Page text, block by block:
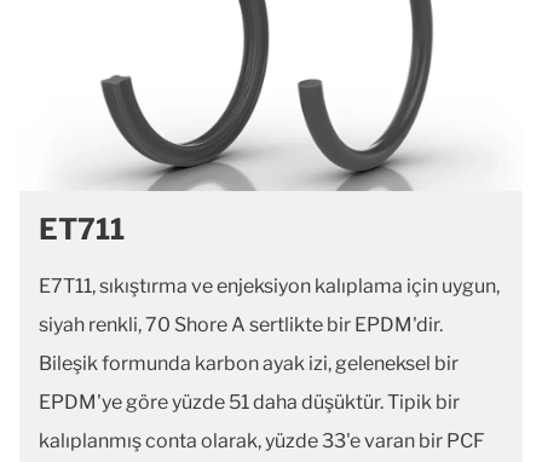
ET711
E7T11, sıkıştırma ve enjeksiyon kalıplama için uygun,
siyah renkli, 70 Shore A sertlikte bir EPDM'dir.
Bileşik formunda karbon ayak izi, geleneksel bir
EPDM'ye göre yüzde 51 daha düşüktür. Tipik bir
kalıplanmış conta olarak, yüzde 33'e varan bir PCF